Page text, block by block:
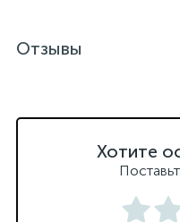
Отзывы
Хотите